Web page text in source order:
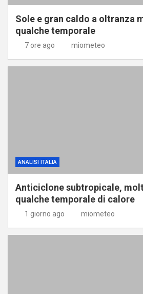
Sole e gran caldo a oltranza
qualche temporale
7 ore ago miometeo
ANALISI ITALIA
Anticiclone subtropicale,
qualche temporale di calore
1 giorno ago miometeo